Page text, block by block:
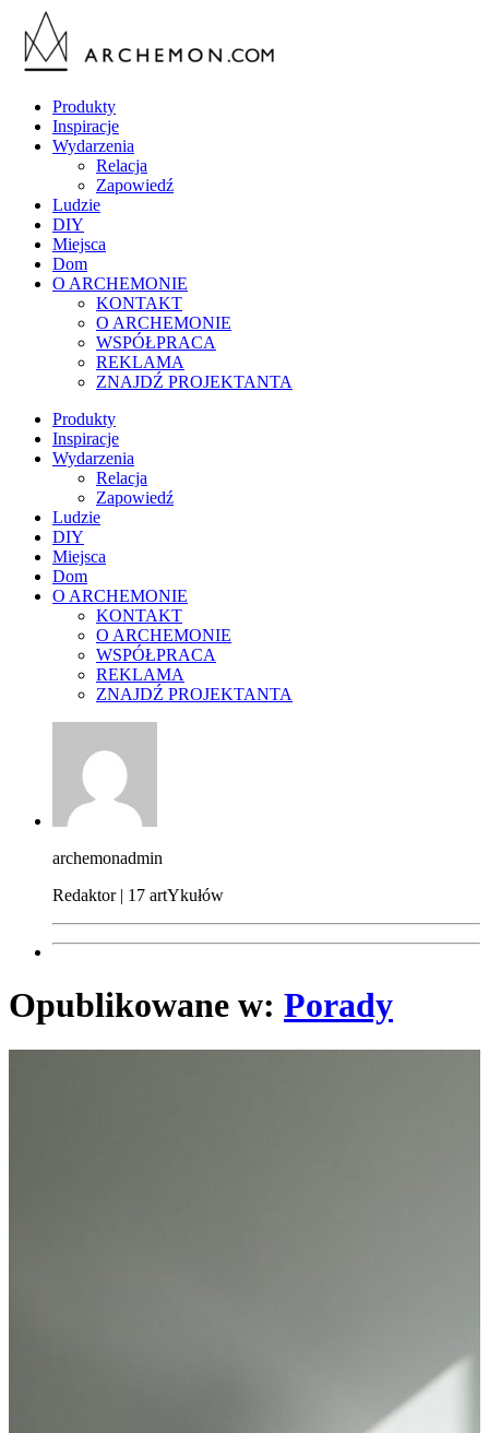
Produkty
Inspiracje
Wydarzenia
Relacja
Zapowiedź
Ludzie
DIY
Miejsca
Dom
O ARCHEMONIE
KONTAKT
O ARCHEMONIE
WSPÓŁPRACA
REKLAMA
ZNAJDŹ PROJEKTANTA
Produkty
Inspiracje
Wydarzenia
Relacja
Zapowiedź
Ludzie
DIY
Miejsca
Dom
O ARCHEMONIE
KONTAKT
O ARCHEMONIE
WSPÓŁPRACA
REKLAMA
ZNAJDŹ PROJEKTANTA
archemonadmin
Redaktor | 17 artYkułów
Opublikowane w: Porady